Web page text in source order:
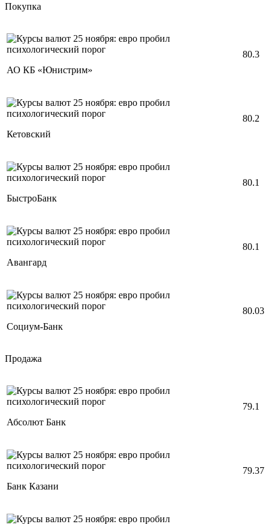
Покупка
АО КБ «Юнистрим»
80.3
Кетовский
80.2
БыстроБанк
80.1
Авангард
80.1
Социум-Банк
80.03
Продажа
Абсолют Банк
79.1
Банк Казани
79.37